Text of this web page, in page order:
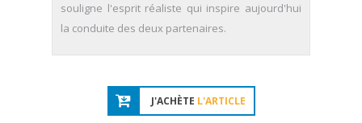
souligne l'esprit réaliste qui inspire aujourd'hui
la conduite des deux partenaires.
J'ACHÈTE L'ARTICLE